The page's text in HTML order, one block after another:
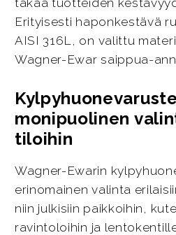
Erityisesti haponkestävä
AISI 316L, on valittu
Wagner-Ewar saippua-
monipuolinen
tiloihin
Wagner-Ewarin
erinomainen valinta
niin julkisiin paikkoihin,
ravintoloihin ja